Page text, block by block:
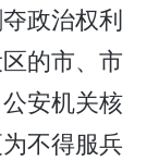
政治权利
的市、市
安机关核
不得服兵